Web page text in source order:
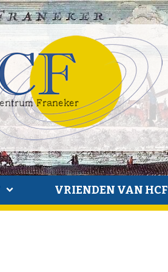
VRIENDEN VAN HCF